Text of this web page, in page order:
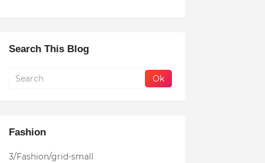
Search This Blog
Fashion
3/Fashion/grid-small